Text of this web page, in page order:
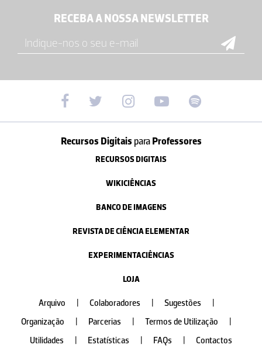
RECEBA A NOSSA NEWSLETTER
Recursos Digitais paraProfessores
RECURSOS DIGITAIS
WIKICIÊNCIAS
BANCO DE IMAGENS
REVISTA DE CIÊNCIA ELEMENTAR
EXPERIMENTACIÊNCIAS
LOJA
Arquivo Colaboradores Sugestões
Organização
Parcerias Termos de Utilização
Utilidades
Estatísticas FAQs Contactos